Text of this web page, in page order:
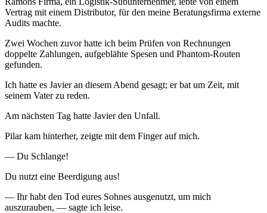
Vertrag mit einem Distributor, für den meine Beratungsfirma externe
Audits machte.
Zwei Wochen zuvor hatte ich beim Prüfen von Rechnungen
doppelte Zahlungen, aufgeblähte Spesen und Phantom-Routen
gefunden.
Ich hatte es Javier an diesem Abend gesagt; er bat um Zeit, mit
seinem Vater zu reden.
Am nächsten Tag hatte Javier den Unfall.
Pilar kam hinterher, zeigte mit dem Finger auf mich.
— Du Schlange!
Du nutzt eine Beerdigung aus!
— Ihr habt den Tod eures Sohnes ausgenutzt, um mich
auszurauben, — sagte ich leise.